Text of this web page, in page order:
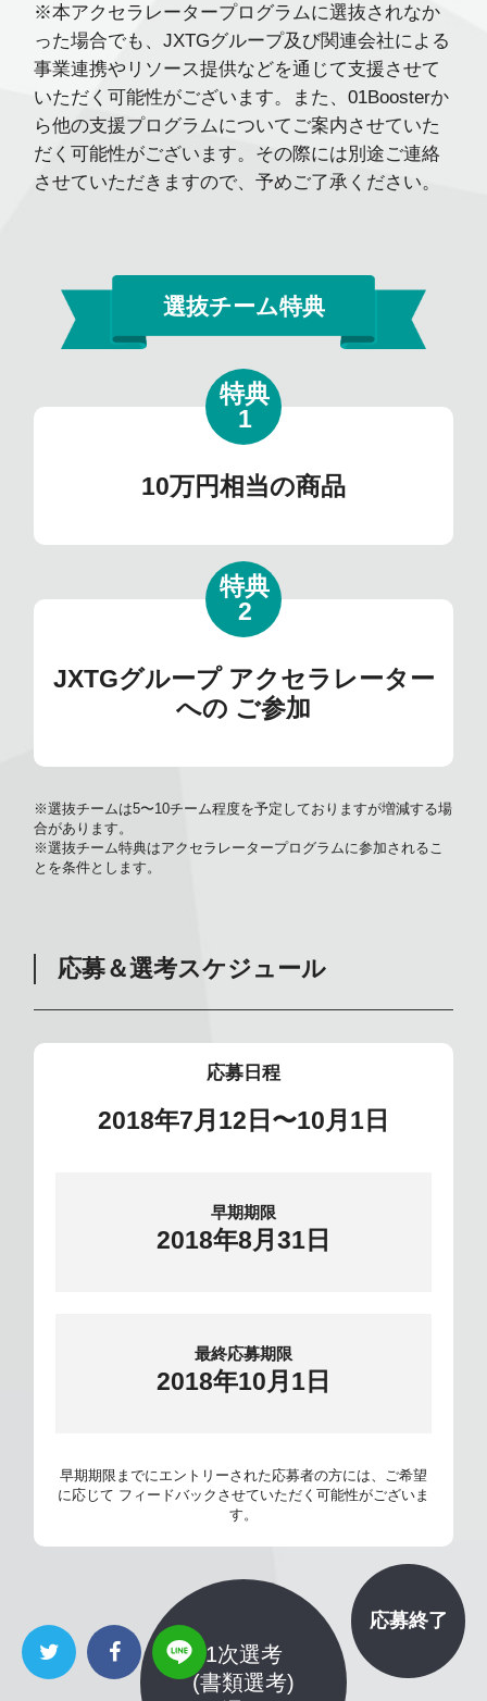
応募終了
※本アクセラレータープログラムに選抜されなか
った場合でも、JXTGグループ及び関連会社による
事業連携やリソース提供などを通じて支援させて
いただく可能性がございます。また、01Boosterか
ら他の支援プログラムについてご案内させていた
だく可能性がございます。その際には別途ご連絡
させていただきますので、予めご了承ください。
選抜チーム特典
特典
1
10万円相当の商品
特典
2
JXTGグループアクセラレーター
への ご参加
※選抜チームは5〜10チーム程度を予定しておりますが増減する場
合があります。
※選抜チーム特典はアクセラレータープログラムに参加されるこ
とを条件とします。
応募＆選考スケジュール
応募日程
2018年7月 12 日 〜10月 1 日
早期期限
2018年8月 31 日
最終応募期限
2018年10月 1 日
早期期限までにエントリーされた応募者の方には、ご希望
に応じて フィードバックさせていただく可能性がございま
す。
1次選考
(書類選考)